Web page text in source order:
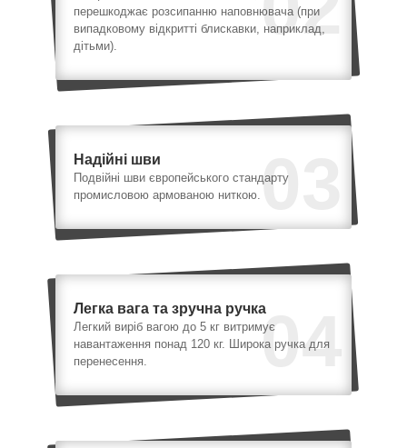
перешкоджає розсипанню наповнювача (при
випадковому відкритті блискавки, наприклад,
дітьми).
03
Надійні шви
Подвійні шви європейського стандарту
промисловою армованою ниткою.
04
Легка вага та зручна ручка
Легкий виріб вагою до 5 кг витримує
навантаження понад 120 кг. Широка ручка для
перенесення.